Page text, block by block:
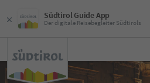
Südtirol Guide App
Der digitale Reisebegleiter Südtirols